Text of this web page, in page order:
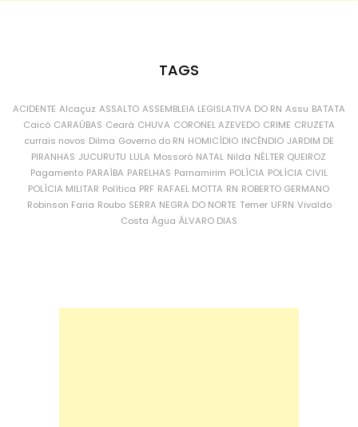
TAGS
ACIDENTE Alcaçuz ASSALTO ASSEMBLEIA LEGISLATIVA DO RN Assu BATATA
Caicó CARAÚBAS Ceará CHUVA CORONEL AZEVEDO CRIME CRUZETA
currais novos Dilma Governo do RN HOMICÍDIO INCÊNDIO JARDIM DE
PIRANHAS JUCURUTU LULA Mossoró NATAL Nilda NÉLTER QUEIROZ
Pagamento PARAÍBA PARELHAS Parnamirim POLÍCIA POLÍCIA CIVIL
POLÍCIA MILITAR Política PRF RAFAEL MOTTA RN ROBERTO GERMANO
Robinson Faria Roubo SERRA NEGRA DO NORTE Temer UFRN Vivaldo
Costa Água ÁLVARO DIAS